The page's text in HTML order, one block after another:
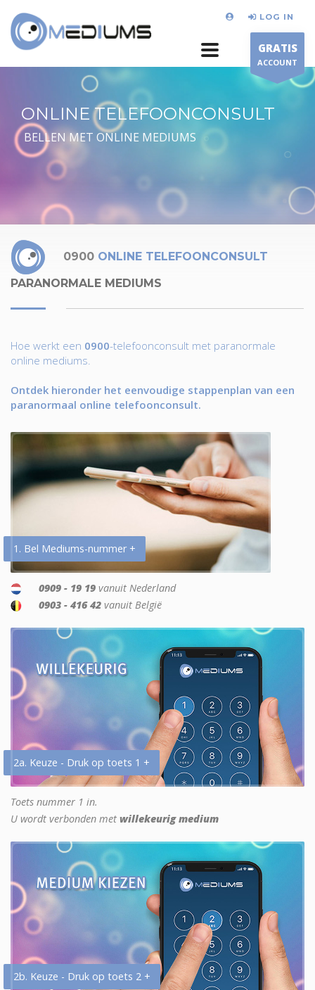
LOG IN
GRATIS
ACCOUNT
ONLINE TELEFOONCONSULT
BELLEN MET ONLINE MEDIUMS
0900 ONLINE TELEFOONCONSULT
PARANORMALE MEDIUMS
Hoe werkt een 0900-telefoonconsult met paranormale
online mediums.
Ontdek hieronder het eenvoudige stappenplan van een
paranormaal online telefoonconsult.
1. Bel Mediums-nummer +
0909 - 19 19 vanuit Nederland
0903 - 416 42 vanuit België
2a. Keuze - Druk op toets 1 +
Toets nummer 1 in.
U wordt verbonden met willekeurig medium
2b. Keuze - Druk op toets 2 +